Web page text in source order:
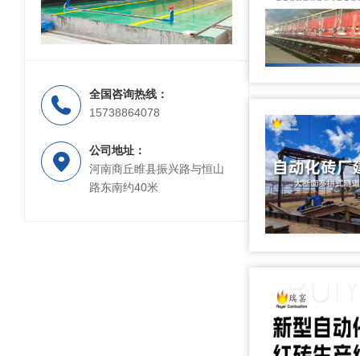
隧道窑
全国咨询热线：
15738864078
公司地址：
河南商丘睢县振兴路与恒山
路东南约40米